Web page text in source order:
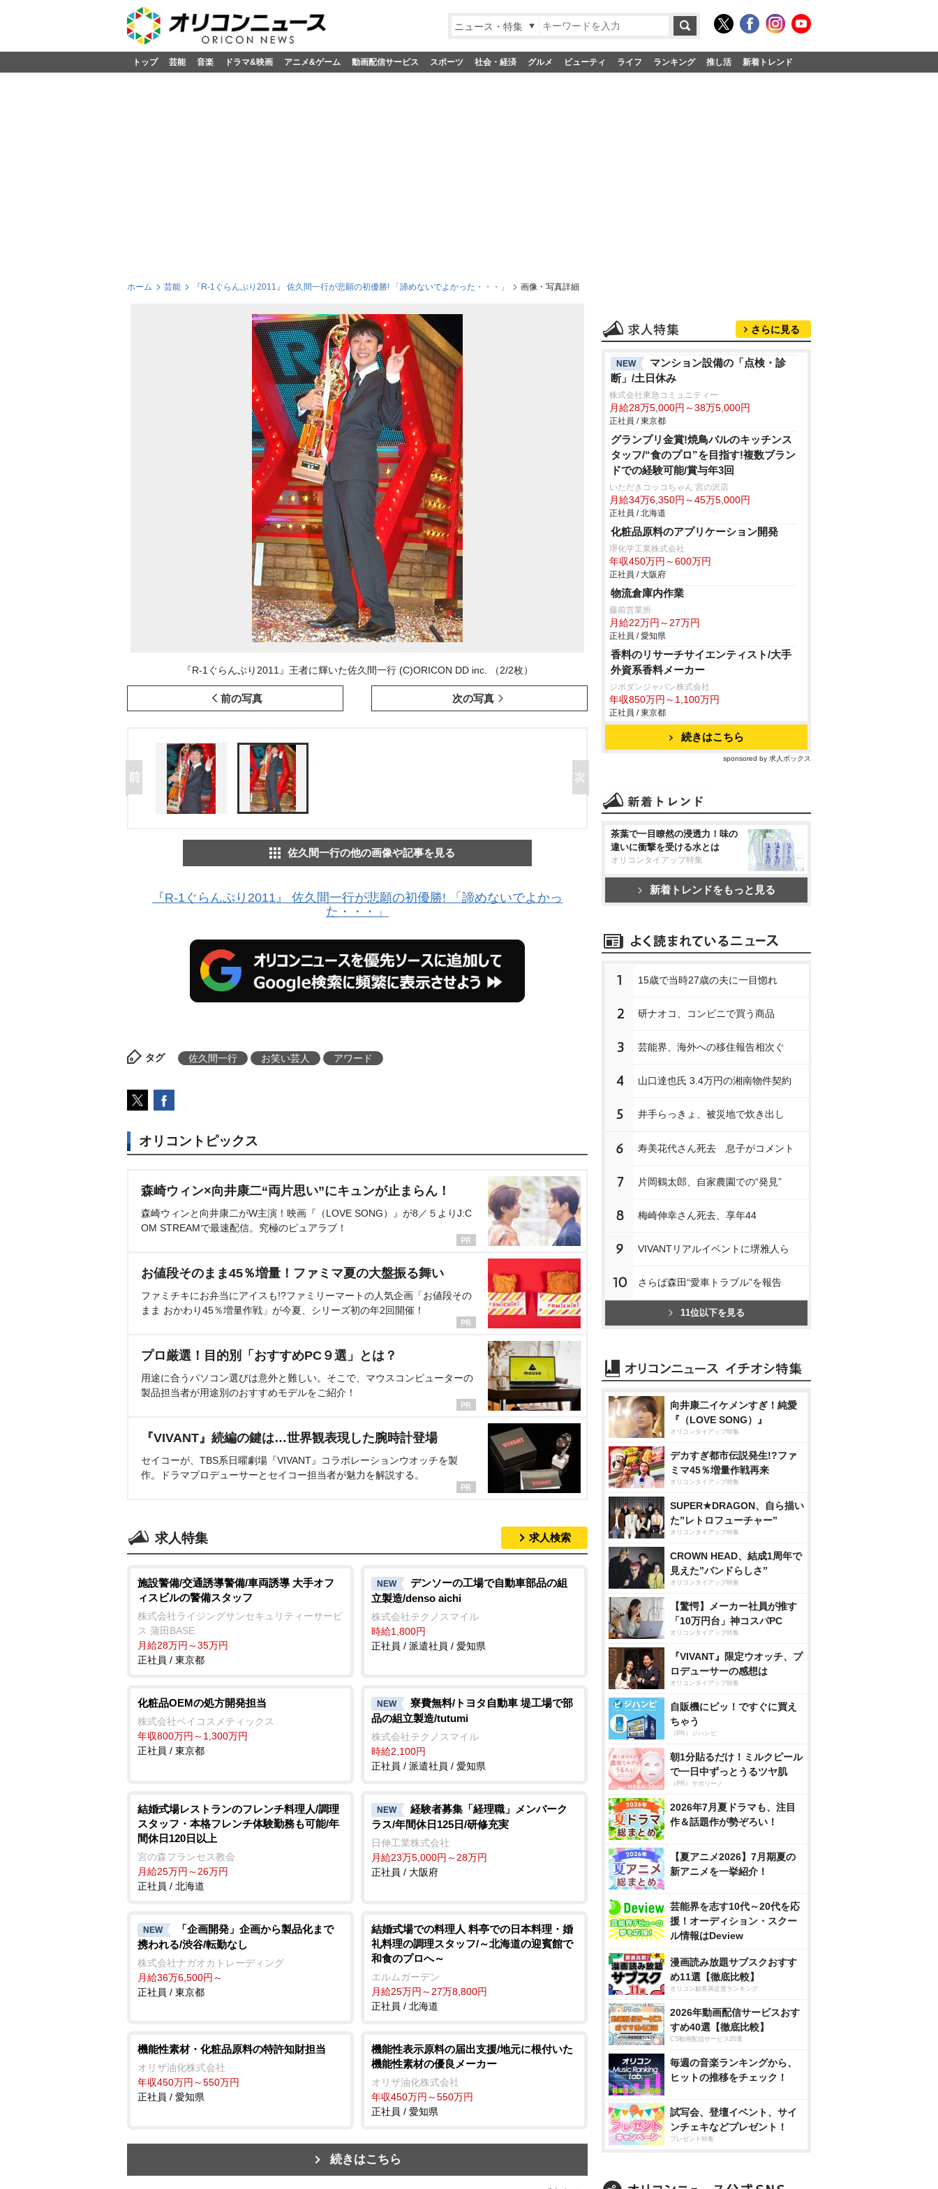
ニュース・特集
トップ 芸能 音楽 ドラマ&映画 アニメ&ゲーム 動画配信サービス スポーツ 社会・経済 グルメ ビューティ ライフ ランキング 推し活 新着トレンド
ホーム 芸能 『R-1ぐらんぷり2011』 佐久間一行が悲願の初優勝! 「諦めないでよかった・・・」 画像・写真詳細
『R-1ぐらんぷり2011』王者に輝いた佐久間一行 (C)ORICON DD inc. （2/2枚）
前の写真 次の写真
佐久間一行の他の画像や記事を見る
『R-1ぐらんぷり2011』 佐久間一行が悲願の初優勝! 「諦めないでよかっ
た・・・」
タグ 佐久間一行 お笑い芸人 アワード
オリコントピックス
森崎ウィン×向井康二“両片思い”にキュンが止まらん！
森崎ウィンと向井康二がW主演！映画『（LOVE SONG）』が8／５よりJ:C
OM STREAMで最速配信。究極のピュアラブ！
お値段そのまま45％増量！ファミマ夏の大盤振る舞い
ファミチキにお弁当にアイスも!?ファミリーマートの人気企画「お値段その
まま おかわり45％増量作戦」が今夏、シリーズ初の年2回開催！
プロ厳選！目的別「おすすめPC９選」とは？
用途に合うパソコン選びは意外と難しい。そこで、マウスコンピューターの
製品担当者が用途別のおすすめモデルをご紹介！
『VIVANT』続編の鍵は…世界観表現した腕時計登場
セイコーが、TBS系日曜劇場『VIVANT』コラボレーションウオッチを製
作。ドラマプロデューサーとセイコー担当者が魅力を解説する。
求人特集 求人検索
施設警備/交通誘導警備/車両誘導 大手オフ
ィスビルの警備スタッフ
株式会社ライジングサンセキュリティーサービ
ス 蒲田BASE
月給28万円～35万円
正社員 / 東京都
NEW
デンソーの工場で自動車部品の組
立製造/denso aichi
株式会社テクノスマイル
時給1,800円
正社員 / 派遣社員 / 愛知県
化粧品OEMの処方開発担当
株式会社ベイコスメティックス
年収800万円～1,300万円
正社員 / 東京都
NEW
寮費無料/トヨタ自動車 堤工場で部
品の組立製造/tutumi
株式会社テクノスマイル
時給2,100円
正社員 / 派遣社員 / 愛知県
結婚式場レストランのフレンチ料理人/調理
スタッフ・本格フレンチ体験勤務も可能/年
間休日120日以上
宮の森フランセス教会
月給25万円～26万円
正社員 / 北海道
NEW
経験者募集「経理職」メンバーク
ラス/年間休日125日/研修充実
日伸工業株式会社
月給23万5,000円～28万円
正社員 / 大阪府
NEW
「企画開発」企画から製品化まで
携われる/渋谷/転勤なし
株式会社ナガオカトレーディング
月給36万6,500円～
正社員 / 東京都
結婚式場での料理人 料亭での日本料理・婚
礼料理の調理スタッフ/～北海道の迎賓館で
和食のプロへ～
エルムガーデン
月給25万円～27万8,800円
正社員 / 北海道
機能性素材・化粧品原料の特許知財担当
オリザ油化株式会社
年収450万円～550万円
正社員 / 愛知県
機能性表示原料の届出支援/地元に根付いた
機能性素材の優良メーカー
オリザ油化株式会社
年収450万円～550万円
正社員 / 愛知県
続きはこちら
さらに見る
NEW
マンション設備の「点検・診
断」/土日休み
株式会社東急コミュニティー
月給28万5,000円～38万5,000円
正社員 / 東京都
グランプリ金賞!焼鳥バルのキッチンス
タッフ/“食のプロ”を目指す!複数ブラン
ドでの経験可能/賞与年3回
いただきコッコちゃん 宮の沢店
月給34万6,350円～45万5,000円
正社員 / 北海道
化粧品原料のアプリケーション開発
堺化学工業株式会社
年収450万円～600万円
正社員 / 大阪府
物流倉庫内作業
藤前営業所
月給22万円～27万円
正社員 / 愛知県
香料のリサーチサイエンティスト/大手
外資系香料メーカー
ジボダンジャパン株式会社
年収850万円～1,100万円
正社員 / 東京都
続きはこちら
sponsored by 求人ボックス
茶葉で一目瞭然の浸透力！味の
違いに衝撃を受ける水とは
オリコンタイアップ特集
新着トレンドをもっと見る
1 15歳で当時27歳の夫に一目惚れ
2 研ナオコ、コンビニで買う商品
3 芸能界、海外への移住報告相次ぐ
4 山口達也氏 3.4万円の湘南物件契約
5 井手らっきょ、被災地で炊き出し
6 寿美花代さん死去 息子がコメント
7 片岡鶴太郎、自家農園での“発見”
8 梅崎伸幸さん死去、享年44
9 VIVANTリアルイベントに堺雅人ら
10 さらば森田“愛車トラブル”を報告
11位以下を見る
向井康二イケメンすぎ！純愛
『（LOVE SONG）』
オリコンタイアップ特集
デカすぎ都市伝説発生!?ファ
ミマ45％増量作戦再来
オリコンタイアップ特集
SUPER★DRAGON、自ら描い
た”レトロフューチャー”
オリコンタイアップ特集
CROWN HEAD、結成1周年で
見えた”バンドらしさ”
オリコンタイアップ特集
【驚愕】メーカー社員が推す
「10万円台」神コスパPC
オリコンタイアップ特集
『VIVANT』限定ウオッチ、プ
ロデューサーの感想は
オリコンタイアップ特集
自販機にピッ！ですぐに買え
ちゃう
（PR）ジハンピ
朝1分貼るだけ！ミルクピール
で一日中ずっとうるツヤ肌
（PR）サボリーノ
2026年7月夏ドラマも、注目
作＆話題作が勢ぞろい！
【夏アニメ2026】7月期夏の
新アニメを一挙紹介！
芸能界を志す10代～20代を応
援！オーディション・スクー
ル情報はDeview
漫画読み放題サブスクおすす
め11選【徹底比較】
オリコン顧客満足度ランキング
2026年動画配信サービスおす
すめ40選【徹底比較】
CS動画配信サービス20選
毎週の音楽ランキングから、
ヒットの推移をチェック！
試写会、登壇イベント、サイ
ンチェキなどプレゼント！
プレゼント特集